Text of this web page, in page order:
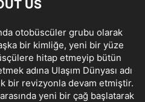
US
otobüscüler grubu olarak
bir kimliğe, yeni bir yüze
hitap etmeyip bütün
adına Ulaşım Dünyası adı
bir revizyonla devam etmiştir.
yeni bir çağ başlatarak